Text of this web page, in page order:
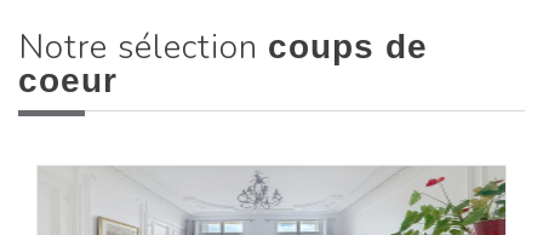
Notre sélection coups de
coeur